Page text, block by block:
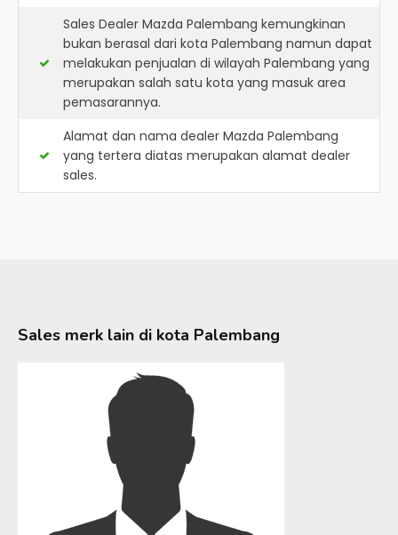
Sales Dealer Mazda Palembang kemungkinan
bukan berasal dari kota Palembang namun dapat
melakukan penjualan di wilayah Palembang yang
merupakan salah satu kota yang masuk area
pemasarannya.
Alamat dan nama dealer Mazda Palembang
yang tertera diatas merupakan alamat dealer
sales.
Sales merk lain di kota Palembang